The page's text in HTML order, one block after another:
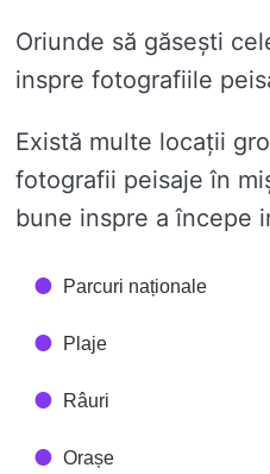
Oriunde să găsești
inspre fotografiile
Există multe locații
fotografii peisaje în
bune inspre a începe
Parcuri naționale
Plaje
Râuri
Orașe